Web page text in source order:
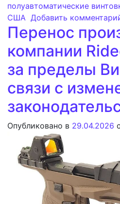
полуавтоматические
США Добавить
Перенос
компании
за пределы
связи с
Опубликовано в 29.04.2026